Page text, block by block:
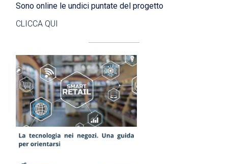
Sono online le undici puntate del progetto
CLICCA QUI